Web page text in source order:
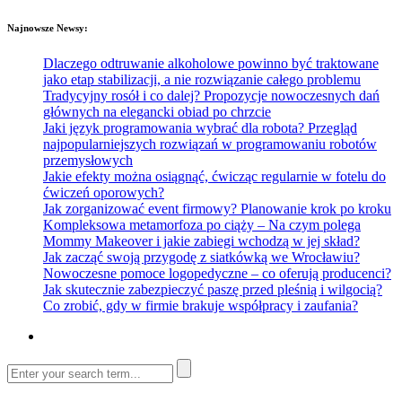
Najnowsze Newsy:
Dlaczego odtruwanie alkoholowe powinno być traktowane
jako etap stabilizacji, a nie rozwiązanie całego problemu
Tradycyjny rosół i co dalej? Propozycje nowoczesnych dań
głównych na elegancki obiad po chrzcie
Jaki język programowania wybrać dla robota? Przegląd
najpopularniejszych rozwiązań w programowaniu robotów
przemysłowych
Jakie efekty można osiągnąć, ćwicząc regularnie w fotelu do
ćwiczeń oporowych?
Jak zorganizować event firmowy? Planowanie krok po kroku
Kompleksowa metamorfoza po ciąży – Na czym polega
Mommy Makeover i jakie zabiegi wchodzą w jej skład?
Jak zacząć swoją przygodę z siatkówką we Wrocławiu?
Nowoczesne pomoce logopedyczne – co oferują producenci?
Jak skutecznie zabezpieczyć paszę przed pleśnią i wilgocią?
Co zrobić, gdy w firmie brakuje współpracy i zaufania?